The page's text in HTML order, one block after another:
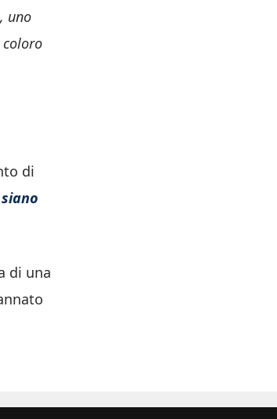
, uno
coloro
di
di una